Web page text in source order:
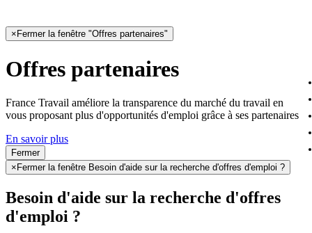
× Fermer la fenêtre "Offres partenaires"
Offres partenaires
France Travail améliore la transparence du marché du travail en
vous proposant plus d'opportunités d'emploi grâce à ses partenaires
En savoir plus
Fermer
× Fermer la fenêtre Besoin d'aide sur la recherche d'offres d'emploi ?
Besoin d'aide sur la recherche d'offres
d'emploi ?